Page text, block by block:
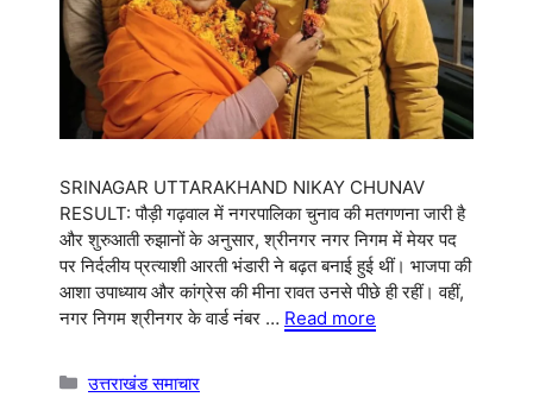
SRINAGAR UTTARAKHAND NIKAY CHUNAV
RESULT: पौड़ी गढ़वाल में नगरपालिका चुनाव की मतगणना जारी है
और शुरुआती रुझानों के अनुसार, श्रीनगर नगर निगम में मेयर पद
पर निर्दलीय प्रत्याशी आरती भंडारी ने बढ़त बनाई हुई थीं। भाजपा की
आशा उपाध्याय और कांग्रेस की मीना रावत उनसे पीछे ही रहीं। वहीं,
नगर निगम श्रीनगर के वार्ड नंबर … Read more
Categories
उत्तराखंड समाचार